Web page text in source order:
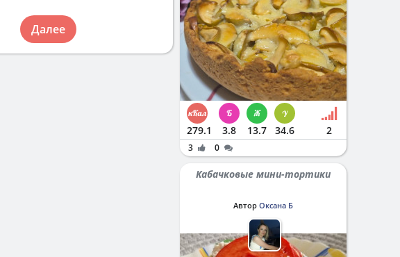
Далее
279.1 3.8 13.7 34.6 2
3 0
Кабачковые мини-тортики
Автор Оксана Б